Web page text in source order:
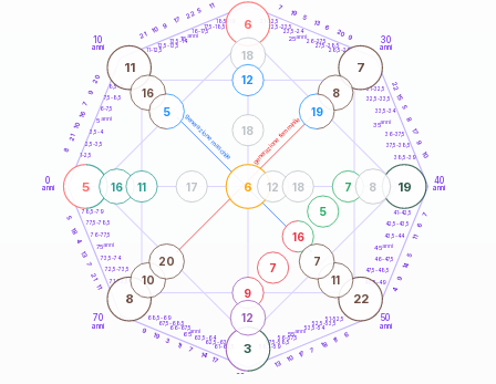
generazione maschile generazione femminile
0
anni
10
anni
30
anni
40
anni
50
anni
60
70
anni
1-2,5
2,5-3,5
3,5-4
6-7,5
7,5-8,5
8,5-9
11-12,5
12,5-13,5
13,5-14
16-17,5
17,5-18,5
18,5-19 21-22,5
22,5-23,5
23,5-24
26-27,5
27,5-28,5
28,5-29
31-32,5
32,5-33,5
33,5-34
36-37,5
37,5-38,5
38,5-39
41-42,5
42,5-43,5
43,5-44
46-47,5
47,5-48,5
48,5-49
51-52,5
52,5-53,5
53,5-54
56-57,5
57,5-58,5
58,5-59
61-62,5
62,5-63,5
63,5-64
66-67,5
67,5-68,5
68,5-69
71-72,5
72,5-73,5
73,5-74
76-77,5
77,5-78,5
78,5-79
8
21
10
16
7
9
20
21
10
9
17
22 5
11 7
19 5
13
6
20
9
22
15
5
8
17
9
10
7
6
11
5
14
9
4
6
11
18
7
17
10
13
17
14
7
11
3
19
9
11
21
7
13
4
18
5
5
6
19
3
6
11 7
8 22
9
7
16
5
7
16
18
8
12
11
12
12 18
17
18
16
5
8
19
10
20
11
7
5anni
15 anni 25anni
35anni
45anni
55anni
65anni
75anni